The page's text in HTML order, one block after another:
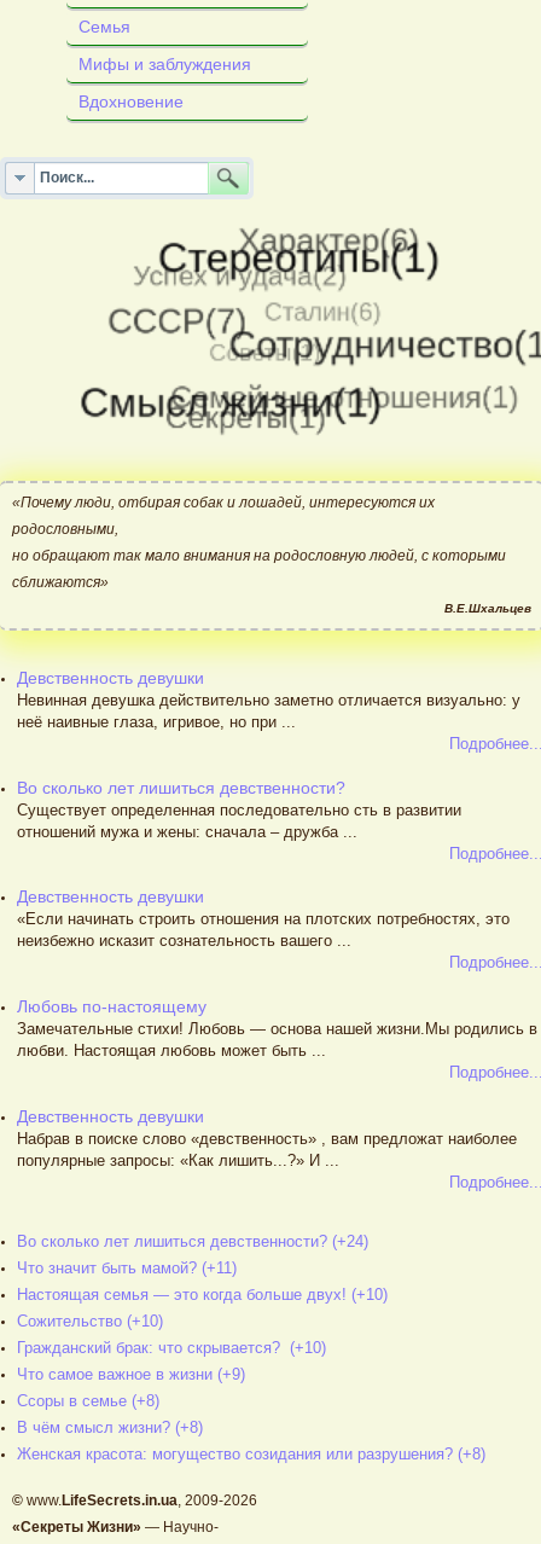
Семья
Мифы и заблуждения
Вдохновение
«Почему люди, отбирая собак и лошадей, интересуются их
родословными,
но обращают так мало внимания на родословную людей, с которыми
сближаются»
В.Е.Шхальцев
Девственность девушки
Невинная девушка действительно заметно отличается визуально: у
неё наивные глаза, игривое, но при ...
Во сколько лет лишиться девственности?
Существует определенная последовательно сть в развитии
отношений мужа и жены: сначала – дружба ...
Девственность девушки
«Если начинать строить отношения на плотских потребностях, это
неизбежно исказит сознательность вашего ...
Любовь по-настоящему
Замечательные стихи! Любовь — основа нашей жизни.Мы родились в
любви. Настоящая любовь может быть ...
Девственность девушки
Набрав в поиске слово «девственность» , вам предложат наиболее
популярные запросы: «Как лишить...?» И ...
Во сколько лет лишиться девственности? (+24)
Что значит быть мамой? (+11)
Настоящая семья — это когда больше двух! (+10)
Сожительство (+10)
Гражданский брак: что скрывается? (+10)
Что самое важное в жизни (+9)
Ссоры в семье (+8)
В чём смысл жизни? (+8)
Женская красота: могущество созидания или разрушения? (+8)
© www.LifeSecrets.in.ua, 2009-2026
«Секреты Жизни» — Научно-